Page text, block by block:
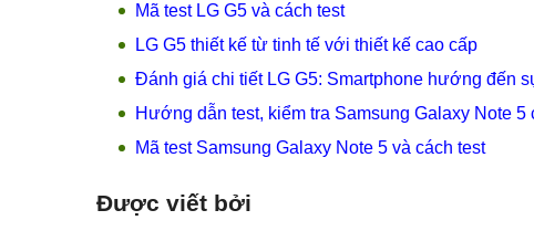
Mã test LG G5 và cách test
LG G5 thiết kế từ tinh tế với thiết kế cao cấp
Đánh giá chi tiết LG G5: Smartphone hướng đến
Hướng dẫn test, kiểm tra Samsung Galaxy Note 5
Mã test Samsung Galaxy Note 5 và cách test
Được viết bởi